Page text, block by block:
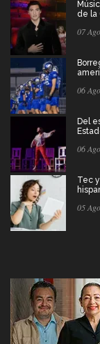
de la
07
06
Del
06
Tec
05